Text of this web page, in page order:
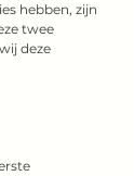
hebben, zijn
twee
deze